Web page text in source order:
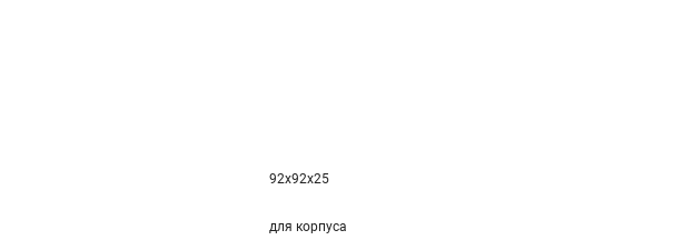
92x92x25
для корпуса